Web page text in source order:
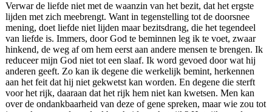
Verwar de liefde niet met de waanzin van het bezit, dat het ergste
lijden met zich meebrengt. Want in tegenstelling tot de doorsnee
mening, doet liefde niet lijden maar bezitsdrang, die het tegendeel
van liefde is. Immers, door God te beminnen leg ik te voet, zwaar
hinkend, de weg af om hem eerst aan andere mensen te brengen. Ik
reduceer mijn God niet tot een slaaf. Ik word gevoed door wat hij
anderen geeft. Zo kan ik degene die werkelijk bemint, herkennen
aan het feit dat hij niet gekwetst kan worden. En degene die sterft
voor het rijk, daaraan dat het rijk hem niet kan kwetsen. Men kan
over de ondankbaarheid van deze of gene spreken, maar wie zou tot